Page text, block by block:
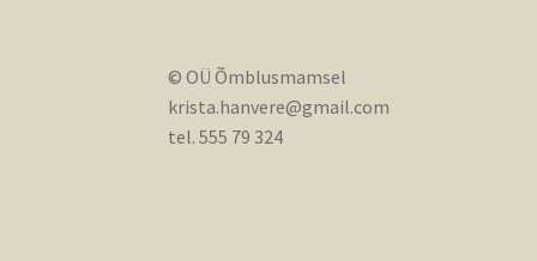
© OÜ Õmblusmamsel
krista.hanvere@gmail.com
tel. 555 79 324